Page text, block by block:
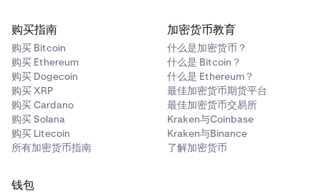
0% / 0.08%
-0.003% / 0.0175%
$5亿 – $10亿
0% / 0.05%
购买指南
购买 Bitcoin
购买 Ethereum
购买 Dogecoin
购买 XRP
购买 Cardano
购买 Solana
购买 Litecoin
所有加密货币指南
加密货币教育
什么是加密货币？
什么是 Bitcoin？
什么是 Ethereum？
最佳加密货币期货平台
最佳加密货币交易所
Kraken与Coinbase
Kraken与Binance
了解加密货币
钱包